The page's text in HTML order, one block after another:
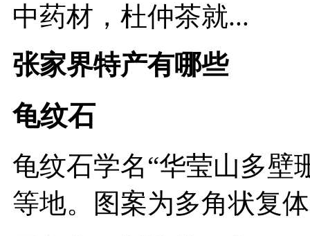
中药材，杜仲茶就...
张家界特产有哪些
龟纹石
龟纹石学名“华莹山多壁
等地。图案为多角状复